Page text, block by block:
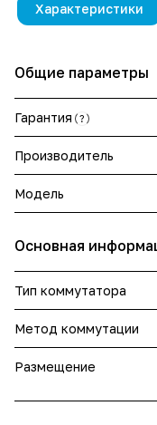
Характеристики
Общие параметры
Гарантия ?
Производитель
Модель
Основная
Тип коммутатора
Метод коммутации
Размещение